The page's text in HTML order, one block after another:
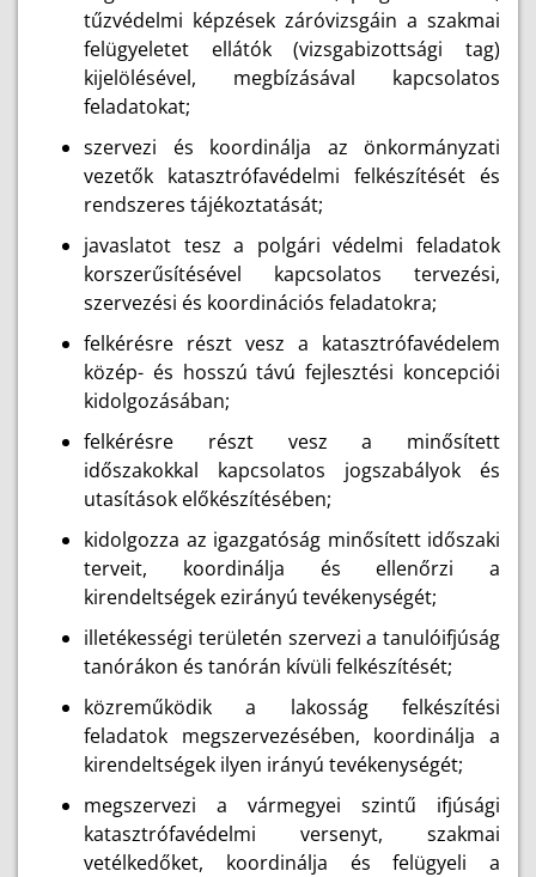
tűzvédelmi képzések záróvizsgáin a szakmai
felügyeletet ellátók (vizsgabizottsági tag)
kijelölésével, megbízásával kapcsolatos
feladatokat;
szervezi és koordinálja az önkormányzati
vezetők katasztrófavédelmi felkészítését és
rendszeres tájékoztatását;
javaslatot tesz a polgári védelmi feladatok
korszerűsítésével kapcsolatos tervezési,
szervezési és koordinációs feladatokra;
felkérésre részt vesz a katasztrófavédelem
közép- és hosszú távú fejlesztési koncepciói
kidolgozásában;
felkérésre részt vesz a minősített
időszakokkal kapcsolatos jogszabályok és
utasítások előkészítésében;
kidolgozza az igazgatóság minősített időszaki
terveit, koordinálja és ellenőrzi a
kirendeltségek ezirányú tevékenységét;
illetékességi területén szervezi a tanulóifjúság
tanórákon és tanórán kívüli felkészítését;
közreműködik a lakosság felkészítési
feladatok megszervezésében, koordinálja a
kirendeltségek ilyen irányú tevékenységét;
megszervezi a vármegyei szintű ifjúsági
katasztrófavédelmi versenyt, szakmai
vetélkedőket, koordinálja és felügyeli a